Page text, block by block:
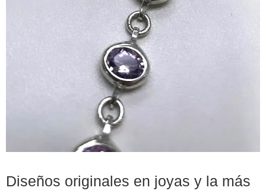
Diseños originales en joyas y la más